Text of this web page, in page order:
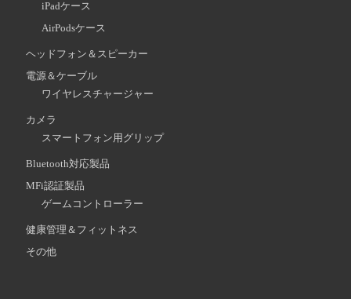
iPadケース
AirPodsケース
ヘッドフォン＆スピーカー
電源＆ケーブル
ワイヤレスチャージャー
カメラ
スマートフォン用グリップ
Bluetooth対応製品
MFi認証製品
ゲームコントローラー
健康管理＆フィットネス
その他